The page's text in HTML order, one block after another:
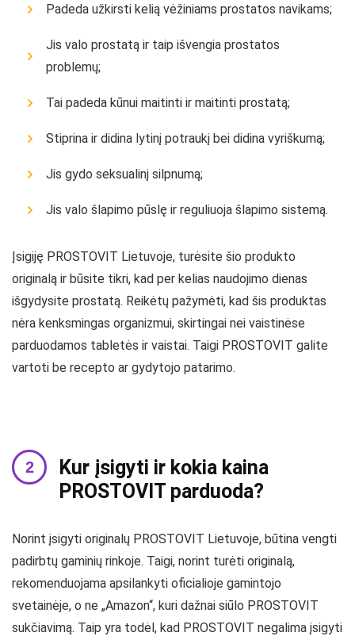
Padeda užkirsti kelią vėžiniams prostatos navikams;
Jis valo prostatą ir taip išvengia prostatos
problemų;
Tai padeda kūnui maitinti ir maitinti prostatą;
Stiprina ir didina lytinį potraukį bei didina vyriškumą;
Jis gydo seksualinį silpnumą;
Jis valo šlapimo pūslę ir reguliuoja šlapimo sistemą.
Įsigiję PROSTOVIT Lietuvoje, turėsite šio produkto
originalą ir būsite tikri, kad per kelias naudojimo dienas
išgydysite prostatą. Reikėtų pažymėti, kad šis produktas
nėra kenksmingas organizmui, skirtingai nei vaistinėse
parduodamos tabletės ir vaistai. Taigi PROSTOVIT galite
vartoti be recepto ar gydytojo patarimo.
Kur įsigyti ir kokia kaina
PROSTOVIT parduoda?
Norint įsigyti originalų PROSTOVIT Lietuvoje, būtina vengti
padirbtų gaminių rinkoje. Taigi, norint turėti originalą,
rekomenduojama apsilankyti oficialioje gamintojo
svetainėje, o ne „Amazon“, kuri dažnai siūlo PROSTOVIT
sukčiavimą. Taip yra todėl, kad PROSTOVIT negalima įsigyti